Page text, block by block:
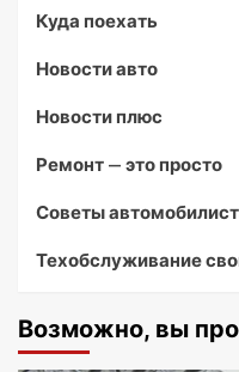
Куда поехать
Новости авто
Новости плюс
Ремонт — это просто
Советы
Техобслуживание
Возможно, вы